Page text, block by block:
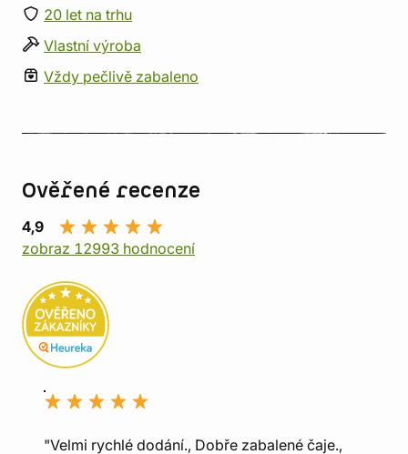
20 let na trhu
Vlastní výroba
Vždy pečlivě zabaleno
Ověřené recenze
4,9
zobraz 12993 hodnocení
"Velmi rychlé dodání., Dobře zabalené čaje.,